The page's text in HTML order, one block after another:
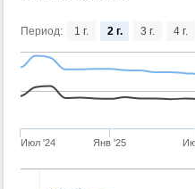
Период:
Июл '24 Янв '25
1 г. 2 г. 3 г. 4 г.